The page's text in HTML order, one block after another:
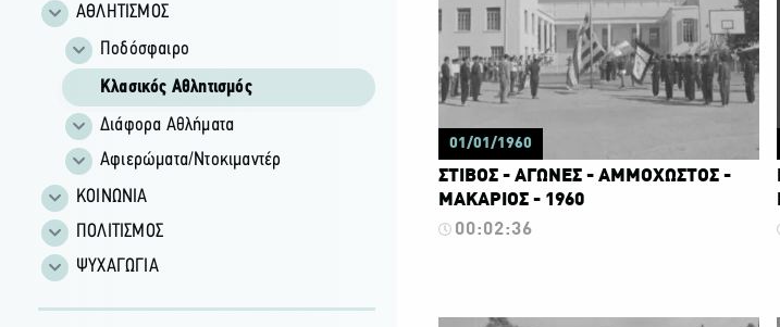
ΑΘΛΗΤΙΣΜΟΣ
Ποδόσφαιρο
Κλασικός Αθλητισμός
Διάφορα Αθλήματα
Αφιερώματα/Ντοκιμαντέρ
ΚΟΙΝΩΝΙΑ
ΠΟΛΙΤΙΣΜΟΣ
ΨΥΧΑΓΩΓΙΑ
01/01/1960
ΣΤΙΒΟΣ - ΑΓΩΝΕΣ - ΑΜΜΟΧΩΣΤΟΣ -
ΜΑΚΑΡΙΟΣ - 1960
00:02:36